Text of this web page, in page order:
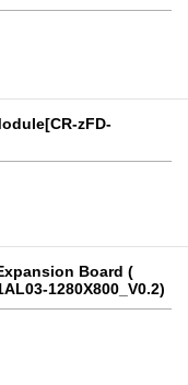
zFD-
Board (
1280X800_V0.2)